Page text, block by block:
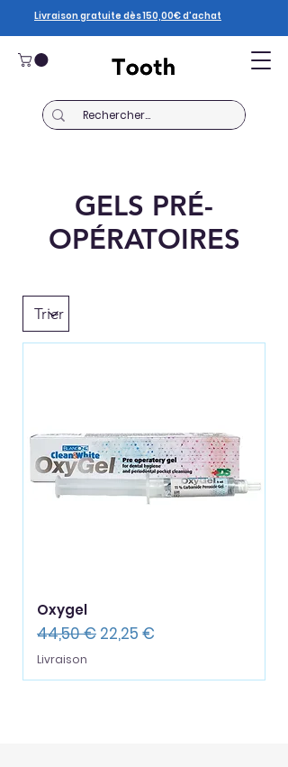
Livraison gratuite dès 150,00€ d’achat
GELS PRÉ-
OPÉRATOIRES
Oxygel
Prix original
44,50 € Prix promotionnel
22,25 €
Livraison